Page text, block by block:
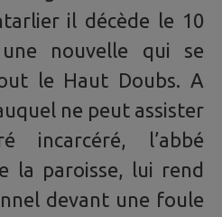
il décède le 10
une nouvelle qui se
le Haut Doubs. A
ne peut assister
incarcéré, l’abbé
la paroisse, lui rend
devant une foule